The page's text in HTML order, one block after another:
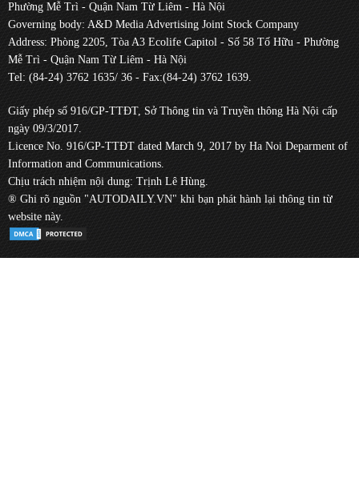
Phường Mễ Trì - Quận Nam Từ Liêm - Hà Nội
Governing body: A&D Media Advertising Joint Stock Company
Address: Phòng 2205, Tòa A3 Ecolife Capitol - Số 58 Tố Hữu - Phường
Mễ Trì - Quận Nam Từ Liêm - Hà Nội
Tel: (84-24) 3762 1635/ 36 - Fax:(84-24) 3762 1639.
Giấy phép số 916/GP-TTĐT, Sở Thông tin và Truyền thông Hà Nội cấp
ngày 09/3/2017.
Licence No. 916/GP-TTĐT dated March 9, 2017 by Ha Noi Deparment of
Information and Communications.
Chịu trách nhiệm nội dung: Trịnh Lê Hùng.
® Ghi rõ nguồn "AUTODAILY.VN" khi bạn phát hành lại thông tin từ
website này.